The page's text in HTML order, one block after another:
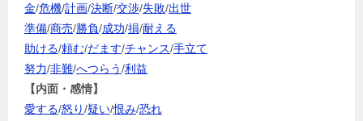
金/危機/計画/決断/交渉/失敗/出世
準備/商売/勝負/成功/損/耐える
助ける/頼む/だます/チャンス/手立て
努力/非難/へつらう/利益
【内面・感情】
愛する/怒り/疑い/恨み/恐れ